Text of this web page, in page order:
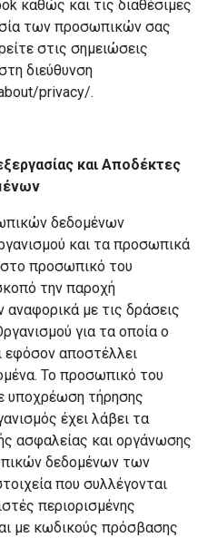
καθώς και τις διαθέσιμες
των προσωπικών σας
στις σημειώσεις
διεύθυνση
privacy/.
και Αποδέκτες
δεδομένων
και τα προσωπικά
στο προσωπικό του
την παροχή
με τις δράσεις
για τα οποία ο
εφόσον αποστέλλει
Το προσωπικό του
υποχρέωση τήρησης
έχει λάβει τα
ασφαλείας και οργάνωσης
δεδομένων των
που συλλέγονται
περιορισμένης
με κωδικούς πρόσβασης